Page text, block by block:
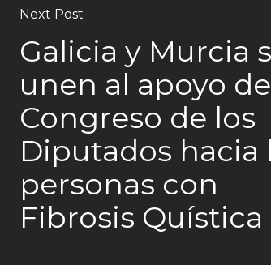
Next Post
Galicia y Murcia
unen al apoyo
Congreso de los
Diputados hacia
personas con
Fibrosis Quística